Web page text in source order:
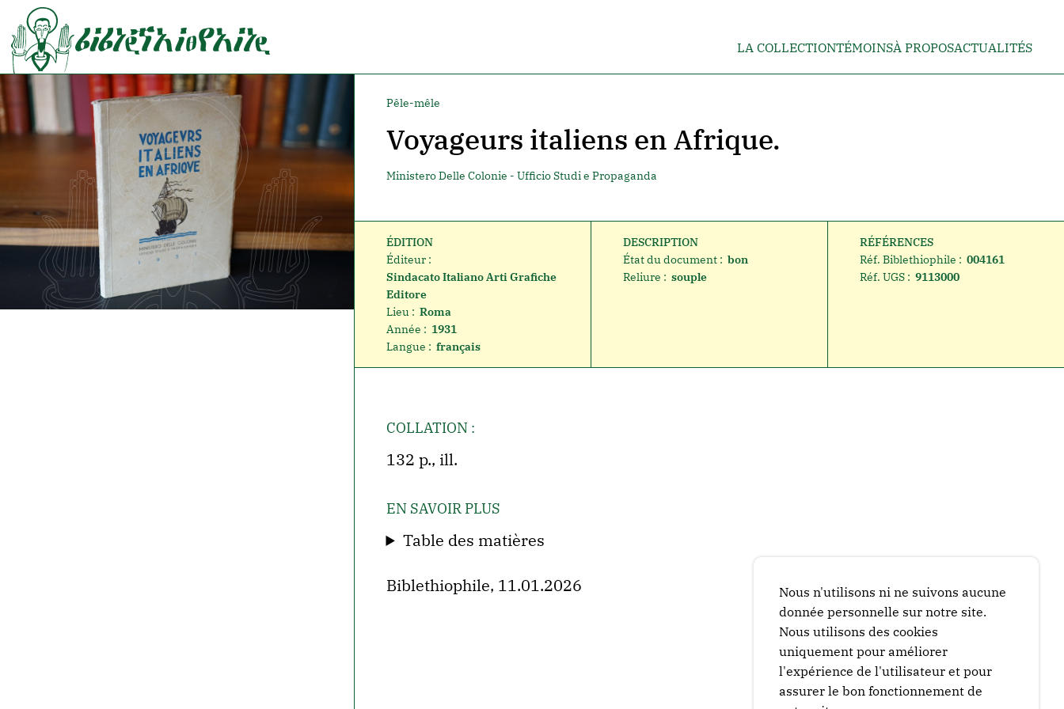
LA COLLECTIONTÉMOINSÀ PROPOSACTUALITÉS
Pêle-mêle
Voyageurs italiens en Afrique.
Ministero Delle Colonie - Ufficio Studi e Propaganda
ÉDITION
Éditeur :
Sindacato Italiano Arti Grafiche
Editore
Lieu : Roma
Année : 1931
Langue : français
DESCRIPTION
État du document : bon
Reliure : souple
RÉFÉRENCES
Réf. Biblethiophile : 004161
Réf. UGS : 9113000
COLLATION :
132 p., ill.
EN SAVOIR PLUS
Table des matières
Biblethiophile, 11.01.2026
Nous n'utilisons ni ne suivons aucune
donnée personnelle sur notre site.
Nous utilisons des cookies
uniquement pour améliorer
l'expérience de l'utilisateur et pour
assurer le bon fonctionnement de